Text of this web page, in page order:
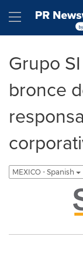
Hamburger
Grupo
bronce
MEXICO - Spanish